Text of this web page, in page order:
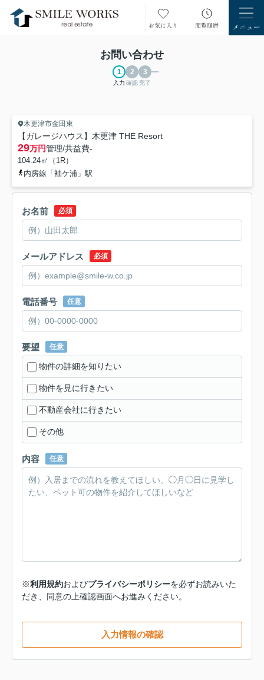
お問い合わせ
入力 確認完了
木更津市金田東
【ガレージハウス】木更津 THE Resort
29万円管理/共益費-
104.24㎡（1R）
内房線「袖ケ浦」駅
お名前 必須
メールアドレス 必須
電話番号 任意
要望 任意
物件の詳細を知りたい
物件を見に行きたい
不動産会社に行きたい
その他
内容 任意
※利用規約およびプライバシーポリシーを必ずお読みいた
だき、同意の上確認画面へお進みください。
入力情報の確認